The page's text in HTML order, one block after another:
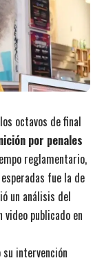
octavos de final
por penales
reglamentario,
fue la de
un análisis del
video publicado en
intervención